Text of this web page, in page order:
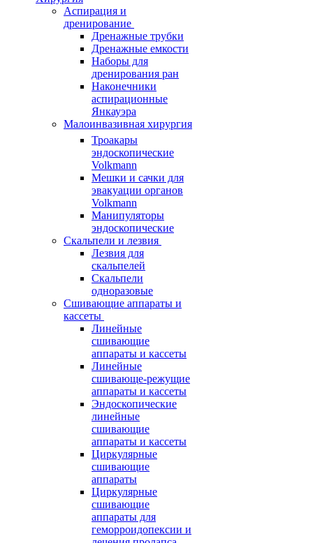
Аспирация и
дренирование
Дренажные трубки
Дренажные емкости
Наборы для
дренирования ран
Наконечники
аспирационные
Янкауэра
Малоинвазивная хирургия
Троакары
эндоскопические
Volkmann
Мешки и сачки для
эвакуации органов
Volkmann
Манипуляторы
эндоскопические
Скальпели и лезвия
Лезвия для
скальпелей
Скальпели
одноразовые
Сшивающие аппараты и
кассеты
Линейные
сшивающие
аппараты и кассеты
Линейные
сшивающе-режущие
аппараты и кассеты
Эндоскопические
линейные
сшивающие
аппараты и кассеты
Циркулярные
сшивающие
аппараты
Циркулярные
сшивающие
аппараты для
геморроидопексии и